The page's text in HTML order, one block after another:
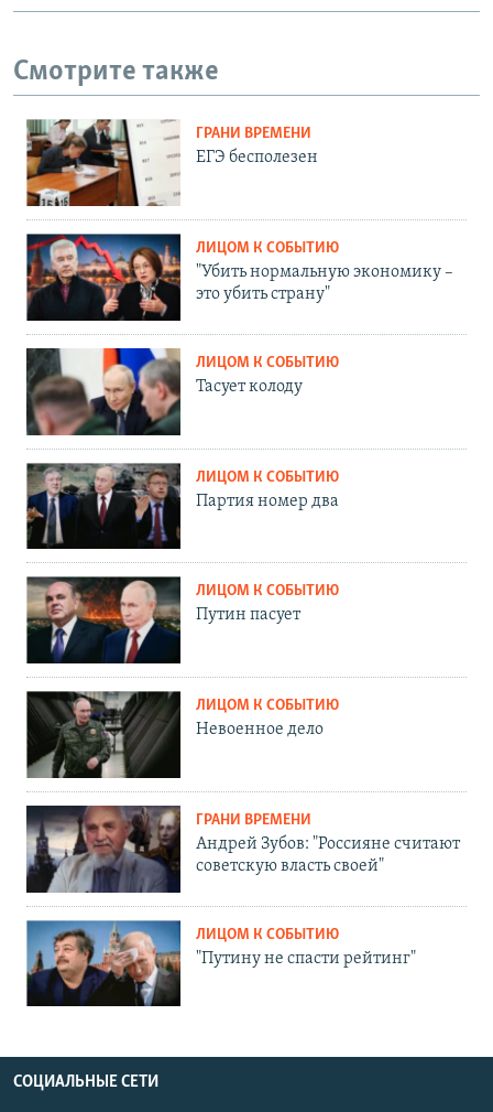
Смотрите также
ГРАНИ ВРЕМЕНИ
ЕГЭ бесполезен
ЛИЦОМ К СОБЫТИЮ
"Убить нормальную экономику –
это убить страну"
ЛИЦОМ К СОБЫТИЮ
Тасует колоду
ЛИЦОМ К СОБЫТИЮ
Партия номер два
ЛИЦОМ К СОБЫТИЮ
Путин пасует
ЛИЦОМ К СОБЫТИЮ
Невоенное дело
ГРАНИ ВРЕМЕНИ
Андрей Зубов: "Россияне считают
советскую власть своей"
ЛИЦОМ К СОБЫТИЮ
"Путину не спасти рейтинг"
СОЦИАЛЬНЫЕ СЕТИ